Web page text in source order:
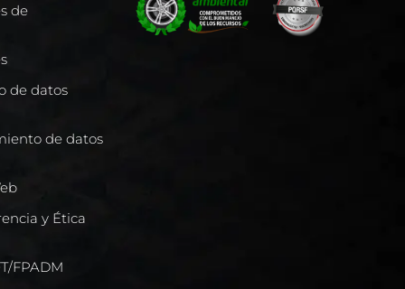
de
de datos
de datos
y Ética
FPADM